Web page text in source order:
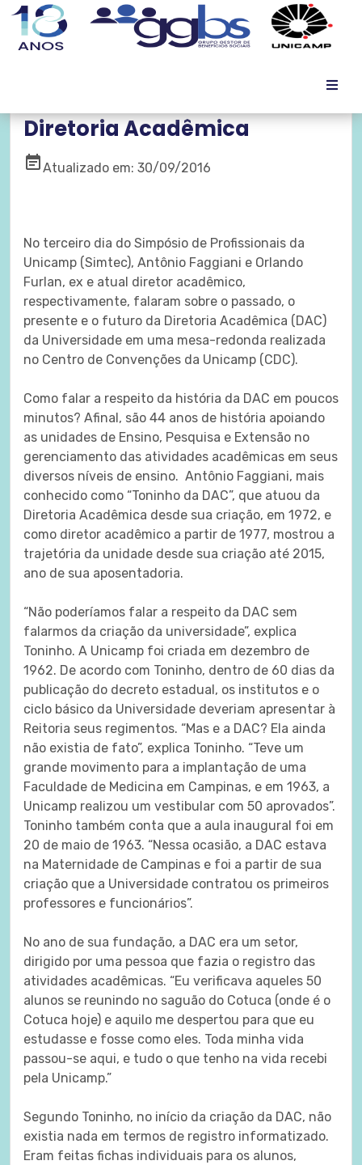
Diretoria Acadêmica
event_noteAtualizado em: 30/09/2016
No terceiro dia do Simpósio de Profissionais da
Unicamp (Simtec), Antônio Faggiani e Orlando
Furlan, ex e atual diretor acadêmico,
respectivamente, falaram sobre o passado, o
presente e o futuro da Diretoria Acadêmica (DAC)
da Universidade em uma mesa-redonda realizada
no Centro de Convenções da Unicamp (CDC).
Como falar a respeito da história da DAC em poucos
minutos? Afinal, são 44 anos de história apoiando
as unidades de Ensino, Pesquisa e Extensão no
gerenciamento das atividades acadêmicas em seus
diversos níveis de ensino. Antônio Faggiani, mais
conhecido como “Toninho da DAC”, que atuou da
Diretoria Acadêmica desde sua criação, em 1972, e
como diretor acadêmico a partir de 1977, mostrou a
trajetória da unidade desde sua criação até 2015,
ano de sua aposentadoria.
“Não poderíamos falar a respeito da DAC sem
falarmos da criação da universidade”, explica
Toninho. A Unicamp foi criada em dezembro de
1962. De acordo com Toninho, dentro de 60 dias da
publicação do decreto estadual, os institutos e o
ciclo básico da Universidade deveriam apresentar à
Reitoria seus regimentos. “Mas e a DAC? Ela ainda
não existia de fato”, explica Toninho. “Teve um
grande movimento para a implantação de uma
Faculdade de Medicina em Campinas, e em 1963, a
Unicamp realizou um vestibular com 50 aprovados”.
Toninho também conta que a aula inaugural foi em
20 de maio de 1963. “Nessa ocasião, a DAC estava
na Maternidade de Campinas e foi a partir de sua
criação que a Universidade contratou os primeiros
professores e funcionários”.
No ano de sua fundação, a DAC era um setor,
dirigido por uma pessoa que fazia o registro das
atividades acadêmicas. “Eu verificava aqueles 50
alunos se reunindo no saguão do Cotuca (onde é o
Cotuca hoje) e aquilo me despertou para que eu
estudasse e fosse como eles. Toda minha vida
passou-se aqui, e tudo o que tenho na vida recebi
pela Unicamp.”
Segundo Toninho, no início da criação da DAC, não
existia nada em termos de registro informatizado.
Eram feitas fichas individuais para os alunos,